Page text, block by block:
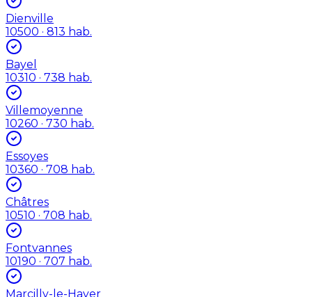
Dienville
10500 · 813 hab.
Bayel
10310 · 738 hab.
Villemoyenne
10260 · 730 hab.
Essoyes
10360 · 708 hab.
Châtres
10510 · 708 hab.
Fontvannes
10190 · 707 hab.
Marcilly-le-Hayer